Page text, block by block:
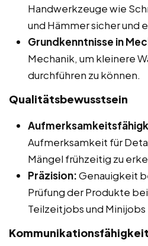
Handwerkzeuge wie
und Hämmer sicher und
Grundkenntnisse in
Mechanik, um kleinere
durchführen zu können.
Qualitätsbewusstsein
Aufmerksamkeit für
Mängel frühzeitig zu
Präzision:Genauigkeit
Prüfung der Produkte
Teilzeitjobs und Minijobs